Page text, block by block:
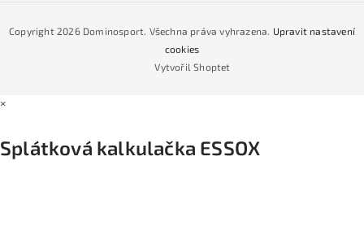
Podmínky nákupu na splátky ESSOX
Vytvořil Shoptet
Copyright 2026 Dominosport. Všechna práva vyhrazena. Upravit nastavení
cookies
×
Splátková kalkulačka ESSOX